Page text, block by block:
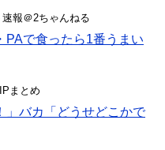
報＠2ちゃんねる
PAで食ったら1番うまい
まとめ
」バカ「どうせどこかで